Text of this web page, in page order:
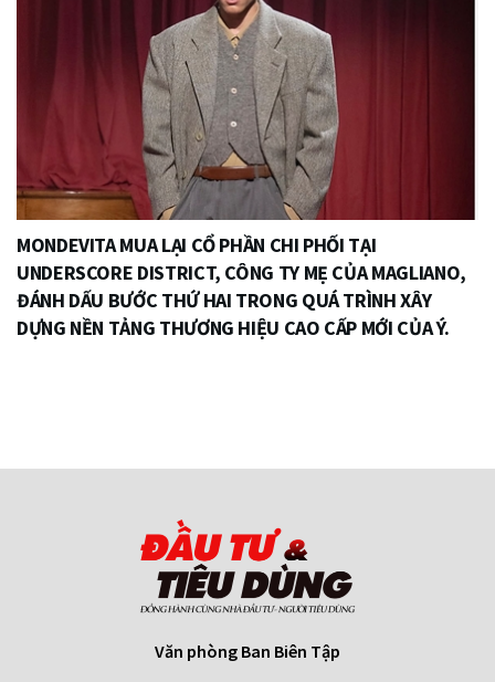
MONDEVITA MUA LẠI CỔ PHẦN CHI PHỐI TẠI
UNDERSCORE DISTRICT, CÔNG TY MẸ CỦA MAGLIANO,
ĐÁNH DẤU BƯỚC THỨ HAI TRONG QUÁ TRÌNH XÂY
DỰNG NỀN TẢNG THƯƠNG HIỆU CAO CẤP MỚI CỦA Ý.
Văn phòng Ban Biên Tập